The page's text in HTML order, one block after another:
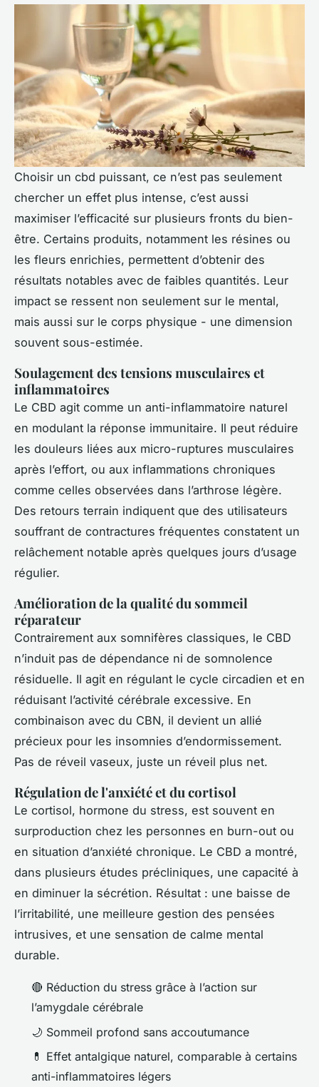
Choisir un cbd puissant, ce n’est pas seulement
chercher un effet plus intense, c’est aussi
maximiser l’efficacité sur plusieurs fronts du bien-
être. Certains produits, notamment les résines ou
les fleurs enrichies, permettent d’obtenir des
résultats notables avec de faibles quantités. Leur
impact se ressent non seulement sur le mental,
mais aussi sur le corps physique - une dimension
souvent sous-estimée.
Soulagement des tensions musculaires et
inflammatoires
Le CBD agit comme un anti-inflammatoire naturel
en modulant la réponse immunitaire. Il peut réduire
les douleurs liées aux micro-ruptures musculaires
après l’effort, ou aux inflammations chroniques
comme celles observées dans l’arthrose légère.
Des retours terrain indiquent que des utilisateurs
souffrant de contractures fréquentes constatent un
relâchement notable après quelques jours d’usage
régulier.
Amélioration de la qualité du sommeil
réparateur
Contrairement aux somnifères classiques, le CBD
n’induit pas de dépendance ni de somnolence
résiduelle. Il agit en régulant le cycle circadien et en
réduisant l’activité cérébrale excessive. En
combinaison avec du CBN, il devient un allié
précieux pour les insomnies d’endormissement.
Pas de réveil vaseux, juste un réveil plus net.
Régulation de l'anxiété et du cortisol
Le cortisol, hormone du stress, est souvent en
surproduction chez les personnes en burn-out ou
en situation d’anxiété chronique. Le CBD a montré,
dans plusieurs études précliniques, une capacité à
en diminuer la sécrétion. Résultat : une baisse de
l’irritabilité, une meilleure gestion des pensées
intrusives, et une sensation de calme mental
durable.
🔴 Réduction du stress grâce à l’action sur
l’amygdale cérébrale
🌙 Sommeil profond sans accoutumance
💊 Effet antalgique naturel, comparable à certains
anti-inflammatoires légers